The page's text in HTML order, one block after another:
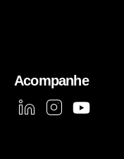
Acompanhe